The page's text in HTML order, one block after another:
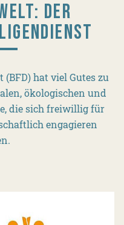
DER
hat viel Gutes zu
ökologischen und
die sich freiwillig für
engagieren